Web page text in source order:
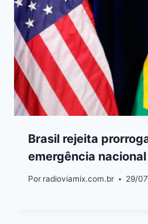
Brasil rejeita
emergência nacional
Por radioviamix.com.br 29/